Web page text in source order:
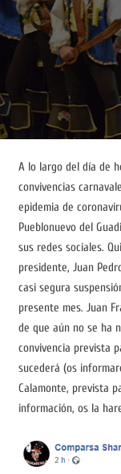
A lo largo del día de
convivencias
epidemia de
Pueblonuevo del
sus redes sociales.
presidente, Juan
casi segura
presente mes. Juan
de que aún no se ha
convivencia prevista
sucederá (os
Calamonte, prevista
información, os la